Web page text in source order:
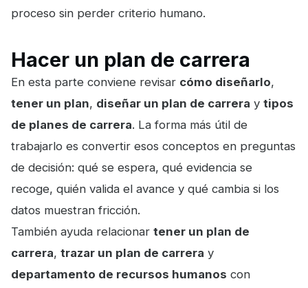
proceso sin perder criterio humano.
Hacer un plan de carrera
En esta parte conviene revisar cómo diseñarlo,
tener un plan, diseñar un plan de carrera y tipos
de planes de carrera. La forma más útil de
trabajarlo es convertir esos conceptos en preguntas
de decisión: qué se espera, qué evidencia se
recoge, quién valida el avance y qué cambia si los
datos muestran fricción.
También ayuda relacionar tener un plan de
carrera, trazar un plan de carrera y
departamento de recursos humanos con